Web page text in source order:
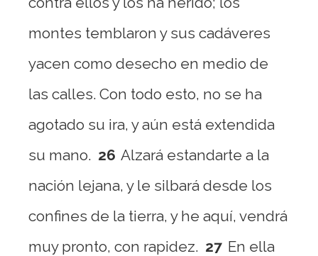
montes temblaron y sus cadáveres
yacen como desecho en medio de
las calles. Con todo esto, no se ha
agotado su ira, y aún está extendida
su mano. 26 Alzará estandarte a la
nación lejana, y le silbará desde los
confines de la tierra, y he aquí, vendrá
muy pronto, con rapidez. 27 En ella